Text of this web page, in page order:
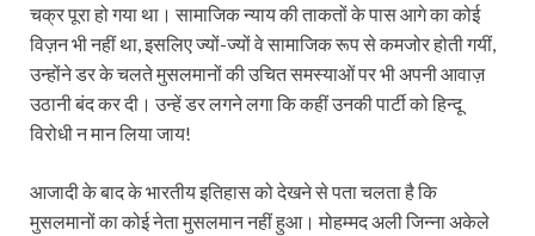
चक्र पूरा हो गया था। सामाजिक न्याय की ताकतों के पास आगे का कोई
विज़न भी नहीं था, इसलिए ज्यों-ज्यों वे सामाजिक रूप से कमजोर होती गयीं,
उन्‍होंने डर के चलते मुसलमानों की उचित समस्याओं पर भी अपनी आवाज़
उठानी बंद कर दी। उन्हें डर लगने लगा कि कहीं उनकी पार्टी को हिन्दू
विरोधी न मान लिया जाय!
आजादी के बाद के भारतीय इतिहास को देखने से पता चलता है कि
मुसलमानों का कोई नेता मुसलमान नहीं हुआ। मोहम्‍मद अली जिन्‍ना अकेले